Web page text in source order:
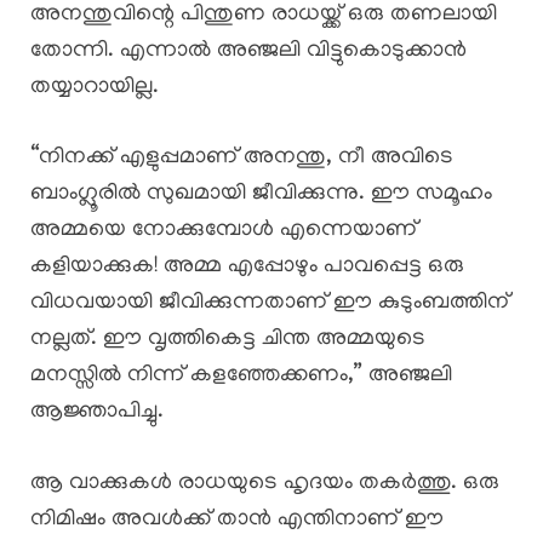
അനന്തുവിന്റെ പിന്തുണ രാധയ്ക്ക് ഒരു തണലായി
തോന്നി. എന്നാൽ അഞ്ജലി വിട്ടുകൊടുക്കാൻ
തയ്യാറായില്ല.
“നിനക്ക് എളുപ്പമാണ് അനന്തു, നീ അവിടെ
ബാംഗ്ലൂരിൽ സുഖമായി ജീവിക്കുന്നു. ഈ സമൂഹം
അമ്മയെ നോക്കുമ്പോൾ എന്നെയാണ്
കളിയാക്കുക! അമ്മ എപ്പോഴും പാവപ്പെട്ട ഒരു
വിധവയായി ജീവിക്കുന്നതാണ് ഈ കുടുംബത്തിന്
നല്ലത്. ഈ വൃത്തികെട്ട ചിന്ത അമ്മയുടെ
മനസ്സിൽ നിന്ന് കളഞ്ഞേക്കണം,” അഞ്ജലി
ആജ്ഞാപിച്ചു.
ആ വാക്കുകൾ രാധയുടെ ഹൃദയം തകർത്തു. ഒരു
നിമിഷം അവൾക്ക് താൻ എന്തിനാണ് ഈ